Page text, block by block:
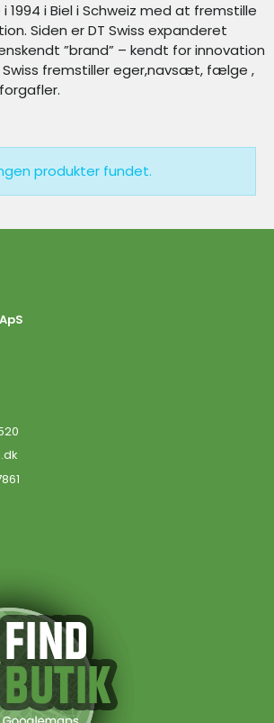
1994 i Biel i Schweiz med at fremstille
Siden er DT Swiss expanderet
”brand” – kendt for innovation
fremstiller eger,navsæt, fælge ,
produkter fundet.